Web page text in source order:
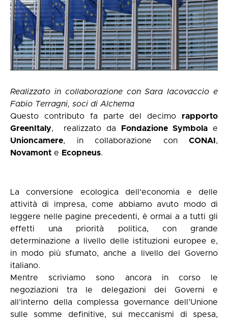
Realizzato in collaborazione con Sara Iacovaccio e
Fabio Terragni, soci di Alchema
Questo contributo fa parte del decimo rapporto
GreenItaly, realizzato da Fondazione Symbola e
Unioncamere, in collaborazione con CONAI ,
Novamont e Ecopneus.
La conversione ecologica dell’economia e delle
attività di impresa, come abbiamo avuto modo di
leggere nelle pagine precedenti, è ormai a a tutti gli
effetti una priorità politica, con grande
determinazione a livello delle istituzioni europee e,
in modo più sfumato, anche a livello del Governo
italiano.
Mentre scriviamo sono ancora in corso le
negoziazioni tra le delegazioni dei Governi e
all’interno della complessa governance dell’Unione
sulle somme definitive, sui meccanismi di spesa,